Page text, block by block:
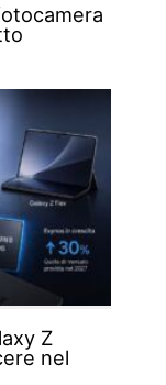
Z
nel